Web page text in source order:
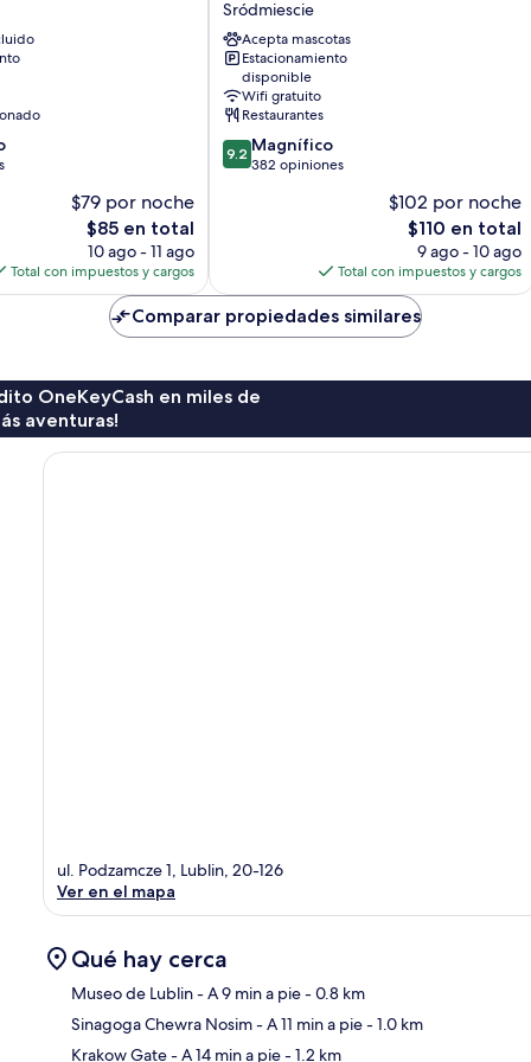
$79 por noche
El
precio
actual
es
$85
$85 en total
10 ago - 11 ago
Total con impuestos y cargos
Grand
Hotel
Lublin
Sródmiescie
Sródmiescie
Acepta mascotas
Estacionamiento
disponible
Wifi gratuito
Restaurantes
9.2
de
9.2 Magnífico
382 opiniones
$102 por noche
El
precio
actual
es
de
$110
$110 en total
9 ago - 10 ago
Total con impuestos y cargos
Comparar propiedades similares
OneKeyCash en miles de
aventuras!
ul. Podzamcze 1, Lublin, 20-126
Ver en el mapa
Qué hay cerca
Museo de Lublin- A 9 min a pie- 0.8 km
Sinagoga Chewra Nosim- A 11 min a pie- 1.0 km
Krakow Gate- A 14 min a pie- 1.2 km